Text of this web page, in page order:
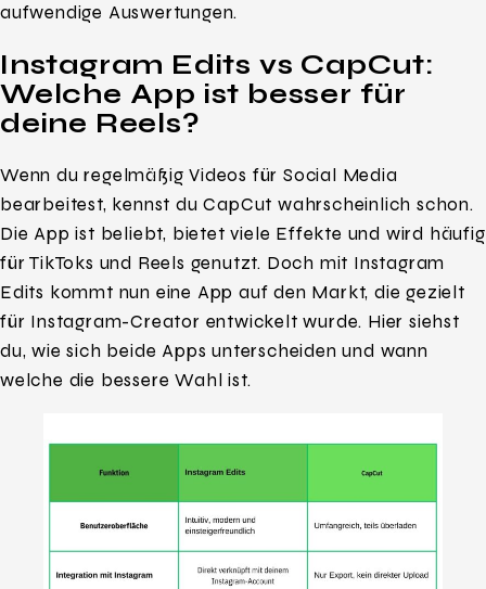
aufwendige Auswertungen.
Instagram Edits vs CapCut:
Welche App ist besser für
deine Reels?
Wenn du regelmäßig Videos für Social Media
bearbeitest, kennst du CapCut wahrscheinlich schon.
Die App ist beliebt, bietet viele Effekte und wird häufig
für TikToks und Reels genutzt. Doch mit Instagram
Edits kommt nun eine App auf den Markt, die gezielt
für Instagram-Creator entwickelt wurde. Hier siehst
du, wie sich beide Apps unterscheiden und wann
welche die bessere Wahl ist.